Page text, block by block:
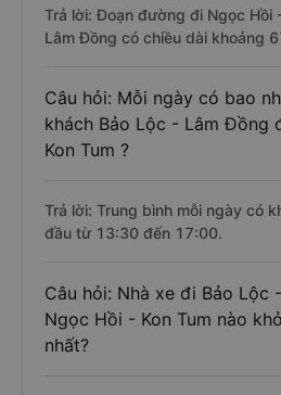
Trả lời: Đoạn đường đi Ngọc Hồi
Lâm Đồng có chiều dài khoảng
Câu hỏi: Mỗi ngày có bao
khách Bảo Lộc - Lâm Đồng
Kon Tum ?
Trả lời: Trung bình mỗi ngày có
đầu từ 13:30 đến 17:00.
Câu hỏi: Nhà xe đi Bảo Lộc
Ngọc Hồi - Kon Tum nào
nhất?